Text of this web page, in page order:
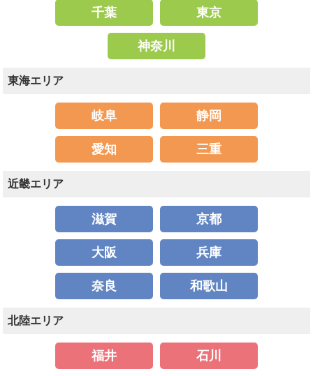
千葉 東京
神奈川
東海エリア
岐阜 静岡
愛知 三重
近畿エリア
滋賀 京都
大阪 兵庫
奈良 和歌山
北陸エリア
福井 石川